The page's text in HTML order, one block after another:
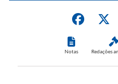
Notas Redações